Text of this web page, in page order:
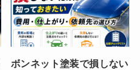
ボンネット塗装で損しない